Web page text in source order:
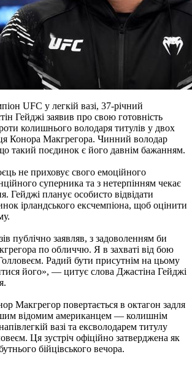
UFC у легкій вазі, 37-річний
Гейджі заявив про свою готовність
колишнього володаря титулів у двох
Конора Макгрегора. Чинний володар
такий поєдинок є його давнім бажанням.
не приховує свого емоційного
суперника та з нетерпінням чекає
Гейджі планує особисто відвідати
ірландського ексчемпіона, щоб оцінити
публічно заявляв, з задоволенням би
по обличчю. Я в захваті від бою
Радий бути присутнім на цьому
його», — цитує слова Джастіна Гейджі
Макгрегор повертається в октагон задля
відомим американцем — колишнім
вазі та ексволодарем титулу
Ця зустріч офіційно затверджена як
бійцівського вечора.